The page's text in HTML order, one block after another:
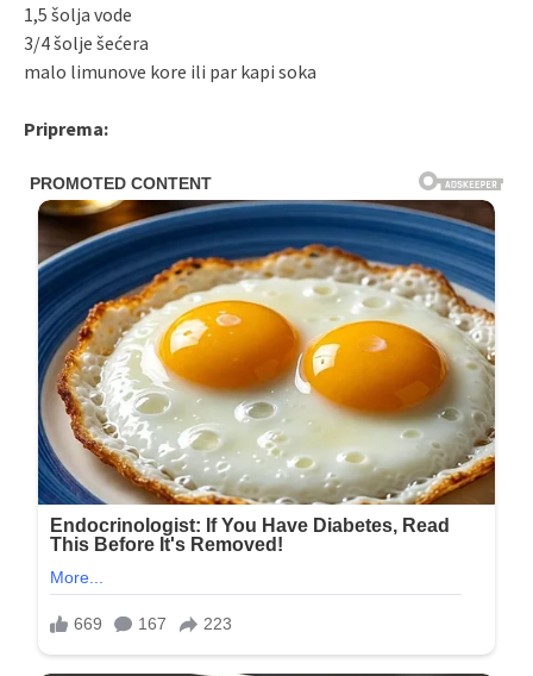
1,5 šolja vode
3/4 šolje šećera
malo limunove kore ili par kapi soka
Priprema: